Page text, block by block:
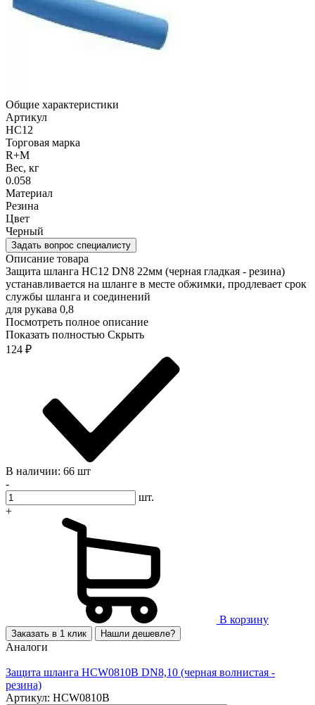
Общие характеристики
Артикул
HC12
Торговая марка
R+M
Вес, кг
0.058
Материал
Резина
Цвет
Черный
Задать вопрос специалисту
Описание товара
Защита шланга HC12 DN8 22мм (черная гладкая - резина)
устанавливается на шланге в месте обжимки, продлевает срок
службы шланга и соединений
для рукава 0,8
Посмотреть полное описание
Показать полностью Скрыть
124 ₽
В наличии: 66 шт
-
шт.
+
В корзину
Заказать в 1 клик Нашли дешевле?
Аналоги
Защита шланга HCW0810B DN8,10 (черная волнистая -
резина)
Артикул: HCW0810B